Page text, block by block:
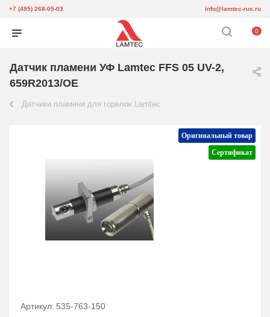
+7 (495) 268-05-03 info@lamtec-rus.ru
0
Датчик пламени УФ Lamtec FFS 05 UV-2,
659R2013/OE
Датчики пламени для горелок Lamtec
Оригинальный товар
Сертификат
Артикул: 535-763-150